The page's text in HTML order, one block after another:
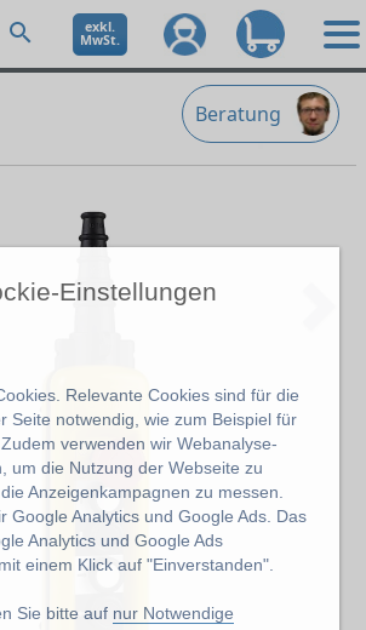
Einstellungen
Relevante Cookies sind für die
Seite notwendig, wie zum Beispiel für
verwenden wir Webanalyse-
um die Nutzung der Webseite zu
Anzeigenkampagnen zu messen.
Google Analytics und Google Ads. Das
Analytics und Google Ads
einem Klick auf "Einverstanden".
Sie bitte auf nur Notwendige
exkl.
MwSt.
Beratung